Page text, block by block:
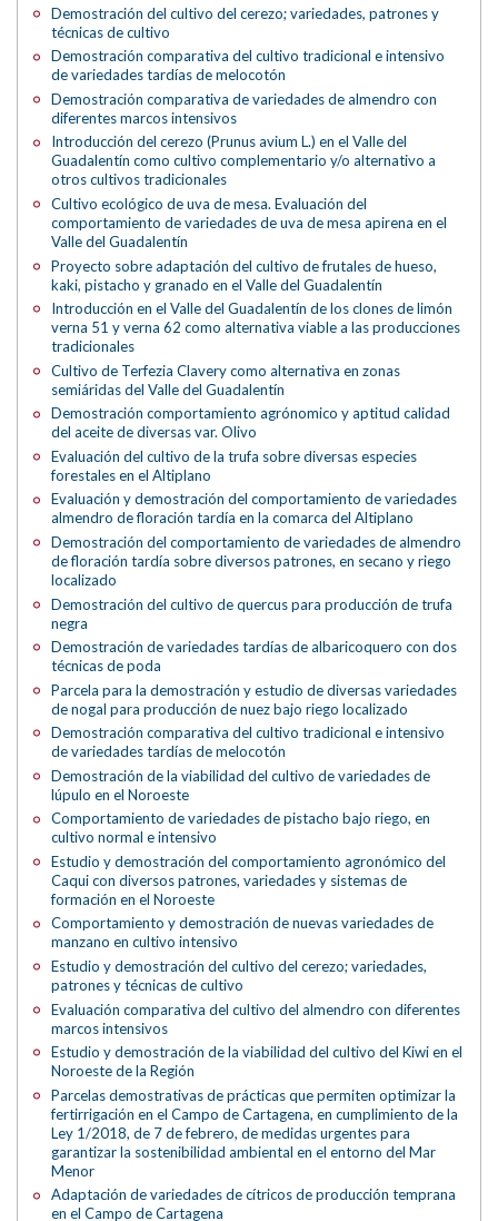
Demostración del cultivo del cerezo; variedades, patrones y
técnicas de cultivo
Demostración comparativa del cultivo tradicional e intensivo
de variedades tardías de melocotón
Demostración comparativa de variedades de almendro con
diferentes marcos intensivos
Introducción del cerezo (Prunus avium L.) en el Valle del
Guadalentín como cultivo complementario y/o alternativo a
otros cultivos tradicionales
Cultivo ecológico de uva de mesa. Evaluación del
comportamiento de variedades de uva de mesa apirena en el
Valle del Guadalentín
Proyecto sobre adaptación del cultivo de frutales de hueso,
kaki, pistacho y granado en el Valle del Guadalentín
Introducción en el Valle del Guadalentín de los clones de limón
verna 51 y verna 62 como alternativa viable a las producciones
tradicionales
Cultivo de Terfezia Clavery como alternativa en zonas
semiáridas del Valle del Guadalentín
Demostración comportamiento agrónomico y aptitud calidad
del aceite de diversas var. Olivo
Evaluación del cultivo de la trufa sobre diversas especies
forestales en el Altiplano
Evaluación y demostración del comportamiento de variedades
almendro de floración tardía en la comarca del Altiplano
Demostración del comportamiento de variedades de almendro
de floración tardía sobre diversos patrones, en secano y riego
localizado
Demostración del cultivo de quercus para producción de trufa
negra
Demostración de variedades tardías de albaricoquero con dos
técnicas de poda
Parcela para la demostración y estudio de diversas variedades
de nogal para producción de nuez bajo riego localizado
Demostración comparativa del cultivo tradicional e intensivo
de variedades tardías de melocotón
Demostración de la viabilidad del cultivo de variedades de
lúpulo en el Noroeste
Comportamiento de variedades de pistacho bajo riego, en
cultivo normal e intensivo
Estudio y demostración del comportamiento agronómico del
Caqui con diversos patrones, variedades y sistemas de
formación en el Noroeste
Comportamiento y demostración de nuevas variedades de
manzano en cultivo intensivo
Estudio y demostración del cultivo del cerezo; variedades,
patrones y técnicas de cultivo
Evaluación comparativa del cultivo del almendro con diferentes
marcos intensivos
Estudio y demostración de la viabilidad del cultivo del Kiwi en el
Noroeste de la Región
Parcelas demostrativas de prácticas que permiten optimizar la
fertirrigación en el Campo de Cartagena, en cumplimiento de la
Ley 1/2018, de 7 de febrero, de medidas urgentes para
garantizar la sostenibilidad ambiental en el entorno del Mar
Menor
Adaptación de variedades de cítricos de producción temprana
en el Campo de Cartagena